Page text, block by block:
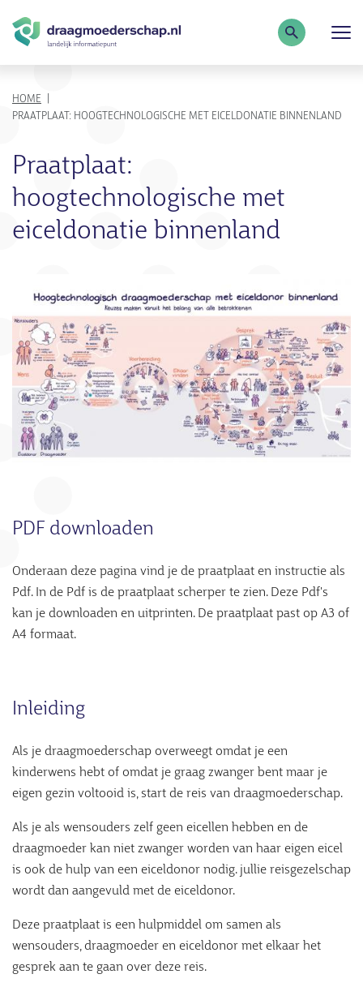
Zoekterm
KRUIMELPAD
HOME
PRAATPLAAT: HOOGTECHNOLOGISCHE MET EICELDONATIE BINNENLAND
Praatplaat:
hoogtechnologische met
eiceldonatie binnenland
PDF downloaden
Onderaan deze pagina vind je de praatplaat en instructie als
Pdf. In de Pdf is de praatplaat scherper te zien. Deze Pdf's
kan je downloaden en uitprinten. De praatplaat past op A3 of
A4 formaat.
Inleiding
Als je draagmoederschap overweegt omdat je een
kinderwens hebt of omdat je graag zwanger bent maar je
eigen gezin voltooid is, start de reis van draagmoederschap.
Als je als wensouders zelf geen eicellen hebben en de
draagmoeder kan niet zwanger worden van haar eigen eicel
is ook de hulp van een eiceldonor nodig. jullie reisgezelschap
wordt dan aangevuld met de eiceldonor.
Deze praatplaat is een hulpmiddel om samen als
wensouders, draagmoeder en eiceldonor met elkaar het
gesprek aan te gaan over deze reis.